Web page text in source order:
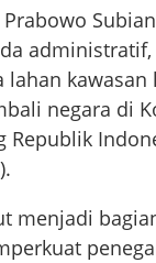
Prabowo
lahan kawasan
negara di
Republik
menjadi